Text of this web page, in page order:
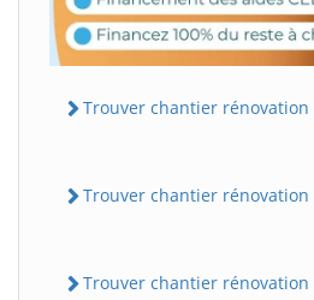
Trouver chantier rénovation
Trouver chantier rénovation
Trouver chantier rénovation